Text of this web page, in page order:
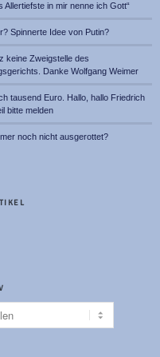
Allertiefste in mir nenne ich Gott“
Spinnerte Idee von Putin?
keine Zweigstelle des
Danke Wolfgang Weimer
tausend Euro. Hallo, hallo Friedrich
bitte melden
noch nicht ausgerottet?